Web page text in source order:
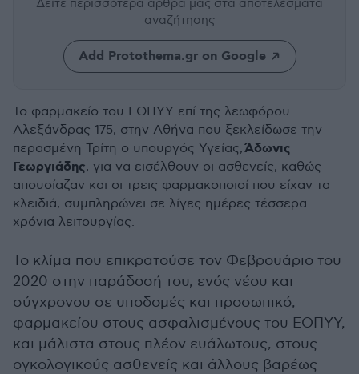
Δείτε περισσότερα άρθρα μας στα αποτελέσματα
αναζήτησης
Add Protothema.gr on Google
Το φαρμακείο του ΕΟΠΥΥ επί της λεωφόρου
Αλεξάνδρας 175, στην Αθήνα που ξεκλείδωσε την
περασμένη Τρίτη ο υπουργός Υγείας,Άδωνις
Γεωργιάδης, για να εισέλθουν οι ασθενείς, καθώς
απουσίαζαν και οι τρεις φαρμακοποιοί που είχαν τα
κλειδιά, συμπληρώνει σε λίγες ημέρες τέσσερα
χρόνια λειτουργίας.
Το κλίμα που επικρατούσε τον Φεβρουάριο του
2020 στην παράδοσή του, ενός νέου και
σύγχρονου σε υποδομές και προσωπικό,
φαρμακείου στους ασφαλισμένους του ΕΟΠΥΥ,
και μάλιστα στους πλέον ευάλωτους, στους
ογκολογικούς ασθενείς και άλλους βαρέως